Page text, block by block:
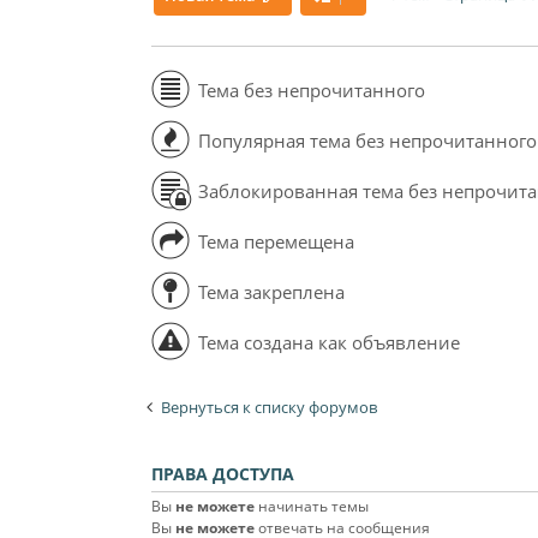
Тема без непрочитанного
Популярная тема без непрочитанного
Заблокированная тема без
Тема перемещена
Тема закреплена
Тема создана как объявление
Вернуться к списку форумов
ПРАВА ДОСТУПА
Вы не можете начинать темы
Вы не можетеотвечать на сообщения